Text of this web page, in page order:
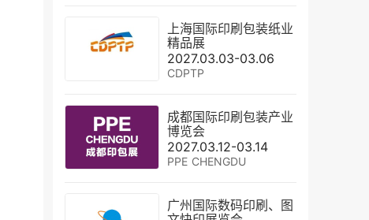
上海国际印刷包装纸业
精品展
2027.03.03-03.06
CDPTP
成都国际印刷包装产业
博览会
2027.03.12-03.14
PPE CHENGDU
广州国际数码印刷、图